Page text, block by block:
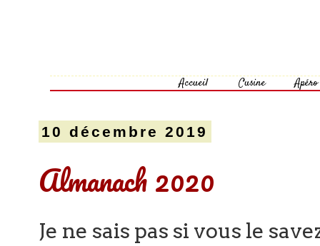
Accueil Cusine Apéro
10 décembre 2019
Almanach 2020
Je ne sais pas si vous le